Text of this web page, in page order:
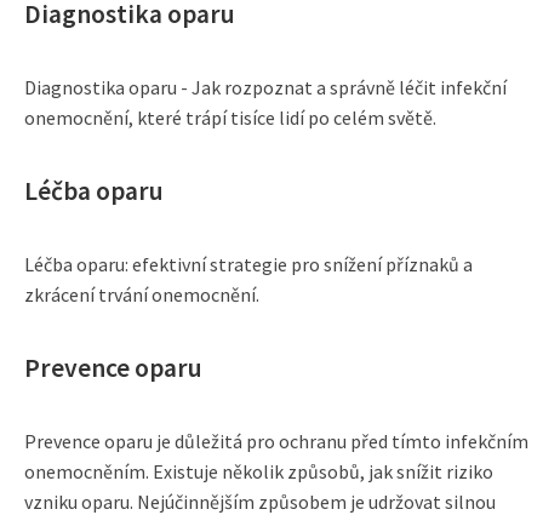
Diagnostika oparu
Diagnostika oparu - Jak rozpoznat a správně léčit infekční
onemocnění, které trápí tisíce lidí po celém světě.
Léčba oparu
Léčba oparu: efektivní strategie pro snížení příznaků a
zkrácení trvání onemocnění.
Prevence oparu
Prevence oparu je důležitá pro ochranu před tímto infekčním
onemocněním. Existuje několik způsobů, jak snížit riziko
vzniku oparu. Nejúčinnějším způsobem je udržovat silnou